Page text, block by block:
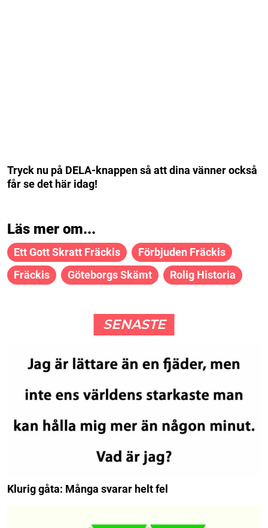
Tryck nu på DELA-knappen så att dina vänner också
får se det här idag!
Läs mer om...
Ett Gott Skratt Fräckis
Förbjuden Fräckis
Fräckis
Göteborgs Skämt Rolig Historia
SENASTE
Klurig gåta: Många svarar helt fel